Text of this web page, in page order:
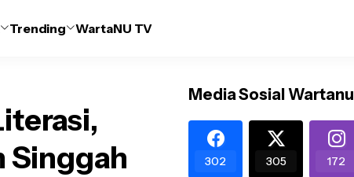
Trending WartaNU TV
Singgah
Media Sosial Wartanu
302 305 172